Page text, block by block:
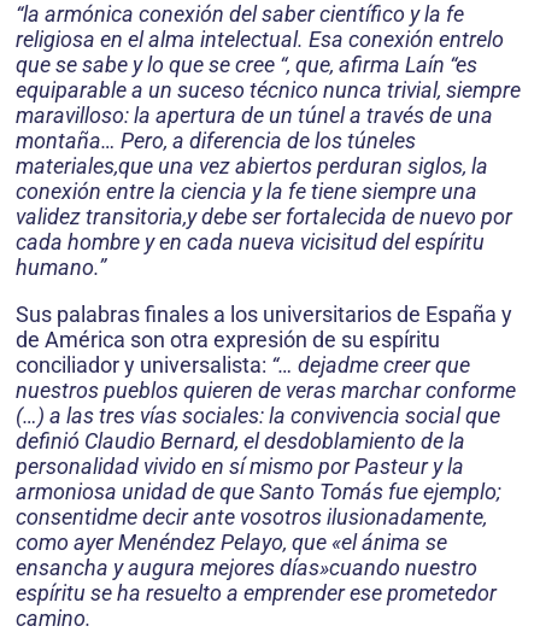
“la armónica conexión del saber científico y la fe
religiosa en el alma intelectual. Esa conexión entrelo
que se sabe y lo que se cree “, que, afirma Laín “es
equiparable a un suceso técnico nunca trivial, siempre
maravilloso: la apertura de un túnel a través de una
montaña… Pero, a diferencia de los túneles
materiales,que una vez abiertos perduran siglos, la
conexión entre la ciencia y la fe tiene siempre una
validez transitoria,y debe ser fortalecida de nuevo por
cada hombre y en cada nueva vicisitud del espíritu
humano.”
Sus palabras finales a los universitarios de España y
de América son otra expresión de su espíritu
conciliador y universalista: “… dejadme creer que
nuestros pueblos quieren de veras marchar conforme
(…) a las tres vías sociales: la convivencia social que
definió Claudio Bernard, el desdoblamiento de la
personalidad vivido en sí mismo por Pasteur y la
armoniosa unidad de que Santo Tomás fue ejemplo;
consentidme decir ante vosotros ilusionadamente,
como ayer Menéndez Pelayo, que «el ánima se
ensancha y augura mejores días»cuando nuestro
espíritu se ha resuelto a emprender ese prometedor
camino.